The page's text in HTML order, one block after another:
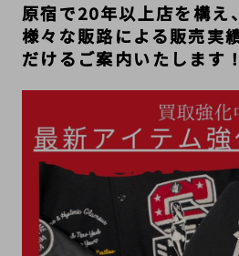
原宿で20年以上店を構え
様々な販路による販売実
だけるご案内いたします！